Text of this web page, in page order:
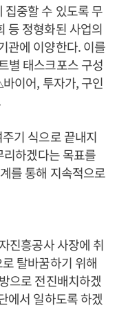
집중할 수 있도록 무
등 정형화된 사업의
관에 이양한다. 이를
별 태스크포스 구성
이어, 투자가, 구인
기 식으로 끝내지
하겠다는 목표를
를 통해 지속적으로
진흥공사 사장에 취
탈바꿈하기 위해
으로 전진배치하겠
에서 일하도록 하겠